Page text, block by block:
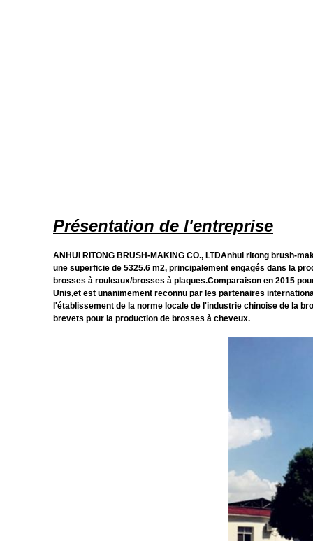
Présentation de l'entreprise
ANHUI RITONG BRUSH-MAKING CO., LTDAnhui ritong brush-
une superficie de 5325.6 m2, principalement engagés dans la
brosses à rouleaux/brosses à plaques.Comparaison en 2015
Unis,et est unanimement reconnu par les partenaires
l'établissement de la norme locale de l'industrie chinoise de la
brevets pour la production de brosses à cheveux.